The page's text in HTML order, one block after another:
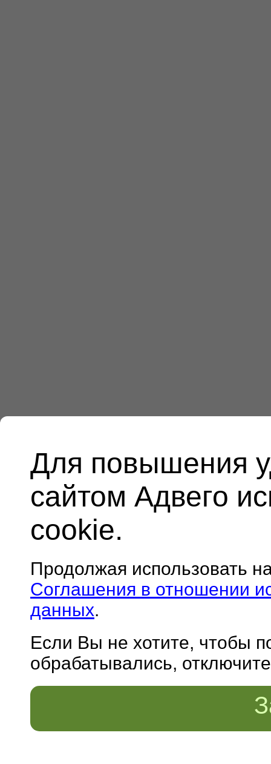
Для повышения
сайтом Адвего
cookie.
Продолжая использовать
Соглашения в отношении
данных.
Если Вы не хотите, чтобы
обрабатывались,